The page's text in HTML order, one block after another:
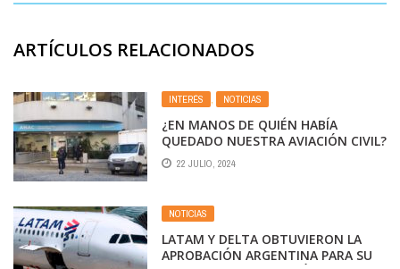
ARTÍCULOS RELACIONADOS
INTERÉS , NOTICIAS
¿EN MANOS DE QUIÉN HABÍA
QUEDADO NUESTRA AVIACIÓN CIVIL?
22 JULIO, 2024
NOTICIAS
LATAM Y DELTA OBTUVIERON LA
APROBACIÓN ARGENTINA PARA SU